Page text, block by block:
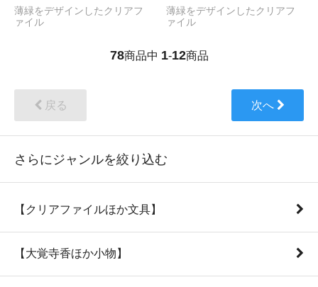
薄緑をデザインしたクリアフ
ァイル
薄緑をデザインしたクリアフ
ァイル
78商品中 1-12商品
戻る 次へ
さらにジャンルを絞り込む
【クリアファイルほか文具】
【大覚寺香ほか小物】